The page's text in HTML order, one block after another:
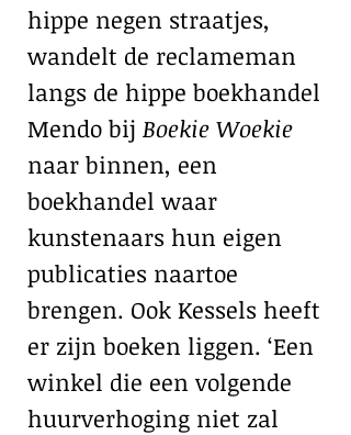
hippe negen straatjes,
wandelt de reclameman
langs de hippe boekhandel
Mendo bij Boekie Woekie
naar binnen, een
boekhandel waar
kunstenaars hun eigen
publicaties naartoe
brengen. Ook Kessels heeft
er zijn boeken liggen. ‘Een
winkel die een volgende
huurverhoging niet zal